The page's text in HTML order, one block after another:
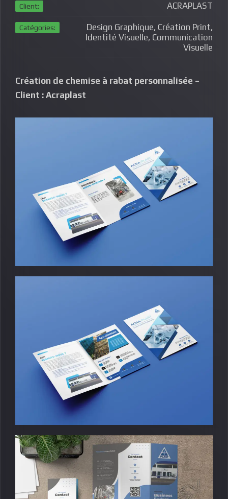
Client: ACRAPLAST
Catégories:
Design Graphique, Création Print,
Identité Visuelle, Communication
Visuelle
Création de chemise à rabat personnalisée –
Client : Acraplast